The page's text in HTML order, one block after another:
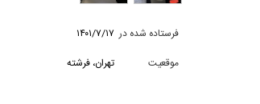
فرستاده شده در ۱۴۰۱/۷/۱۷
موقعیت
تهران، فرشته